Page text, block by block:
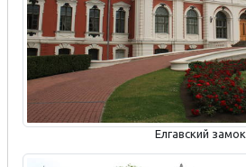
Елгавский замок